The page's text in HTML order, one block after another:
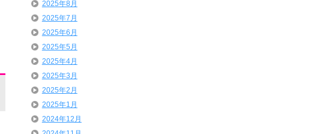
2025年8月
2025年7月
2025年6月
2025年5月
2025年4月
2025年3月
2025年2月
2025年1月
2024年12月